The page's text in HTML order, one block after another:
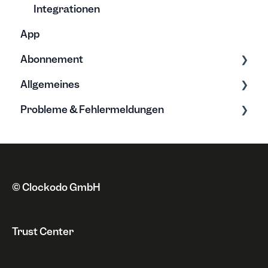
Integrationen
App
Abonnement
Tarife & Lizenzen
Anschrift
Rechnungen
Allgemeines
Grundwissen zur Zeiterfassung
Sonstiges
Probleme & Fehlermeldungen
© Clockodo GmbH
Trust Center